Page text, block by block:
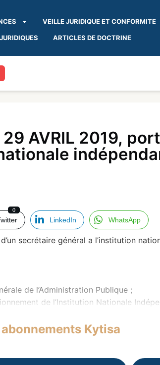
VEILLE JURIDIQUE ET CONFORMITE
ARTICLES DE DOCTRINE
AVRIL 2019,
0
LinkedIn WhatsApp
secrétaire général a l’institution
de l’Administration Publique ;
de l’Institution Nationale
Kytisa